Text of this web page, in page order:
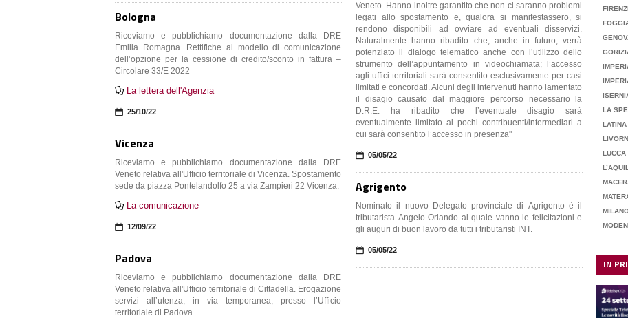
Bologna
Riceviamo e pubblichiamo documentazione dalla DRE
Emilia Romagna. Rettifiche al modello di comunicazione
dell’opzione per la cessione di credito/sconto in fattura –
Circolare 33/E 2022
 La lettera dell'Agenzia
📅 25/10/22
Vicenza
Riceviamo e pubblichiamo documentazione dalla DRE
Veneto relativa all'Ufficio territoriale di Vicenza. Spostamento
sede da piazza Pontelandolfo 25 a via Zampieri 22 Vicenza.
 La comunicazione
📅 12/09/22
Padova
Riceviamo e pubblichiamo documentazione dalla DRE
Veneto relativa all'Ufficio territoriale di Cittadella. Erogazione
servizi all’utenza, in via temporanea, presso l’Ufficio
territoriale di Padova
Veneto. Hanno inoltre garantito che non ci saranno problemi
legati allo spostamento e, qualora si manifestassero, si
rendono disponibili ad ovviare ad eventuali disservizi.
Naturalmente hanno ribadito che, anche in futuro, verrà
potenziato il dialogo telematico anche con l’utilizzo dello
strumento dell’appuntamento in videochiamata; l’accesso
agli uffici territoriali sarà consentito esclusivamente per casi
limitati e concordati. Alcuni degli intervenuti hanno lamentato
il disagio causato dal maggiore percorso necessario la
D.R.E. ha ribadito che l’eventuale disagio sarà
eventualmente limitato ai pochi contribuenti/intermediari a
cui sarà consentito l’accesso in presenza"
📅 05/05/22
Agrigento
Nominato il nuovo Delegato provinciale di Agrigento è il
tributarista Angelo Orlando al quale vanno le felicitazioni e
gli auguri di buon lavoro da tutti i tributaristi INT.
📅 05/05/22
LA
LATINA
LUCCA
IN